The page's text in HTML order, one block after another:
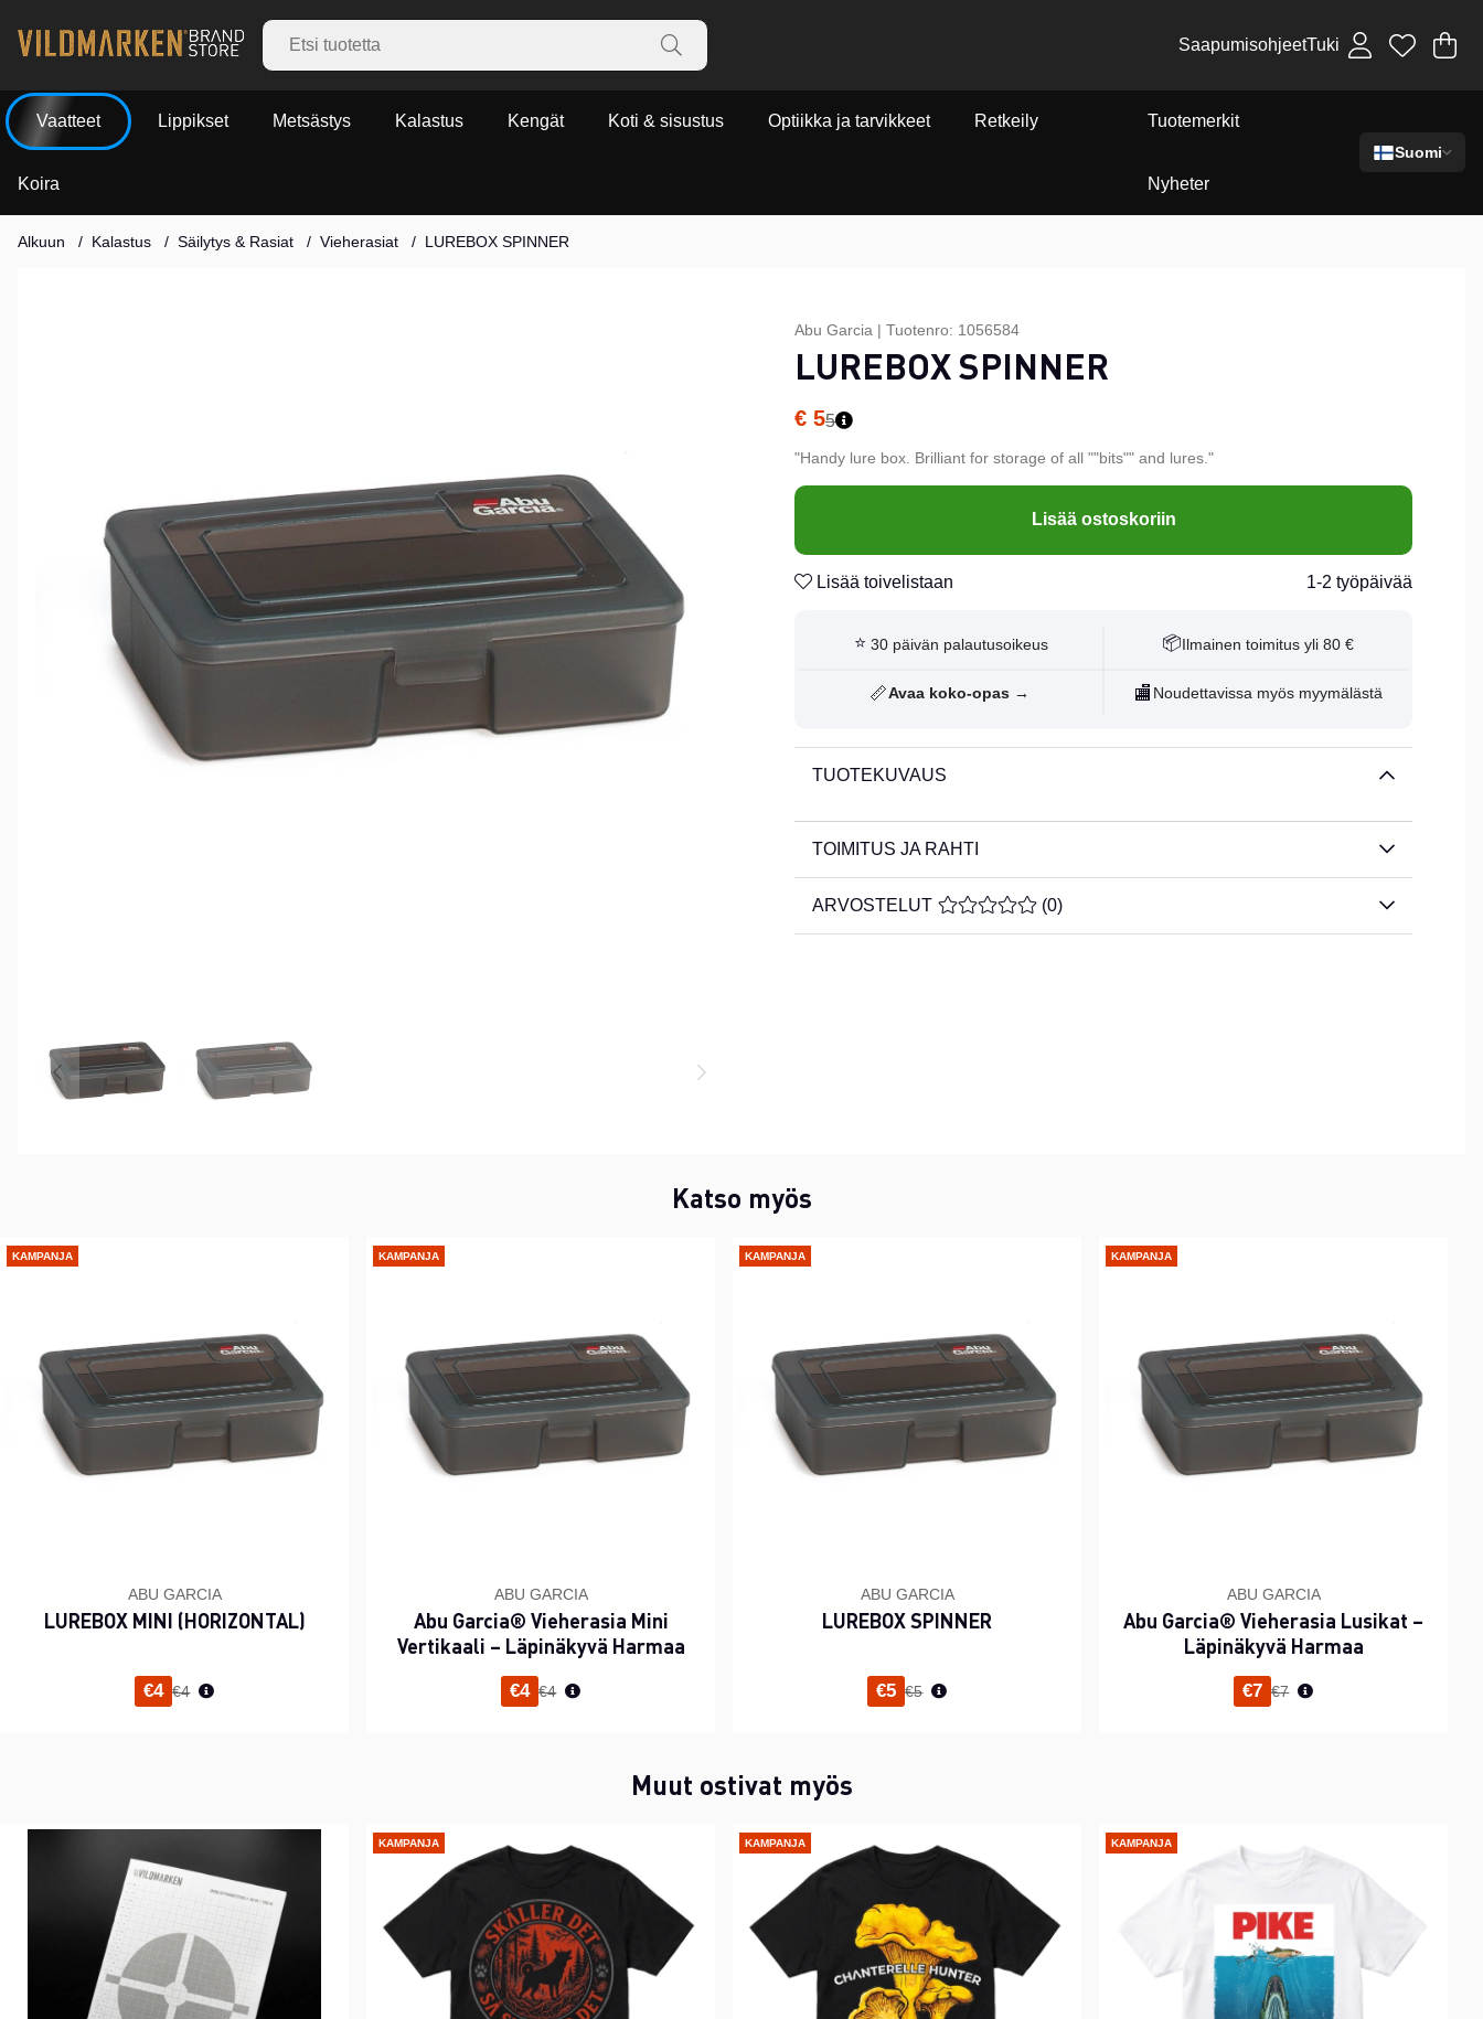
SaapumisohjeetTuki .
Vaatteet Lippikset Metsästys Kalastus Kengät Koti & sisustus Optiikka ja tarvikkeet Retkeily
Koira
Tuotemerkit
Nyheter
Suomi
Alkuun Kalastus Säilytys & Rasiat Vieherasiat LUREBOX SPINNER
Abu Garcia | Tuotenro: 1056584
LUREBOX SPINNER
€ 55
"Handy lure box. Brilliant for storage of all ""bits"" and lures."
Lisää ostoskoriin
Lisää toivelistaan 1-2 työpäivää
⭐ 30 päivän palautusoikeus 📦 Ilmainen toimitus yli 80 €
📏Avaa koko-opas → 🏬 Noudettavissa myös myymälästä
TUOTEKUVAUS
TOIMITUS JA RAHTI
ARVOSTELUT KESKIARVOLUOKITUS 0 / 5 ARVIOIDEN MÄÄRÄ 0
(0)
Katso myös
KAMPANJA
ABU GARCIA
LUREBOX MINI (HORIZONTAL)
€4 Normaali hinta
€4
KAMPANJA
ABU GARCIA
Abu Garcia® Vieherasia Mini
Vertikaali – Läpinäkyvä Harmaa
€4 Normaali hinta
€4
KAMPANJA
ABU GARCIA
LUREBOX SPINNER
€5 Normaali hinta
€5
KAMPANJA
ABU GARCIA
Abu Garcia® Vieherasia Lusikat –
Läpinäkyvä Harmaa
€7 Normaali hinta
€7
Muut ostivat myös
KAMPANJA KAMPANJA KAMPANJA